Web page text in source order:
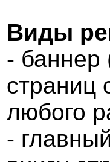
Виды
- баннер
страниц
любого
-